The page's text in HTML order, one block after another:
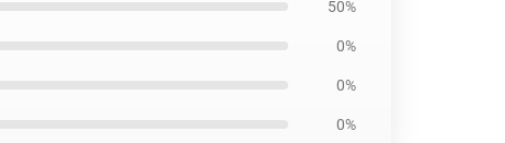
50%
0%
0%
0%